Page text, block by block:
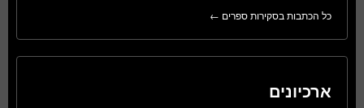
כל הכתבות בסקירות ספרים ←
ארכיונים